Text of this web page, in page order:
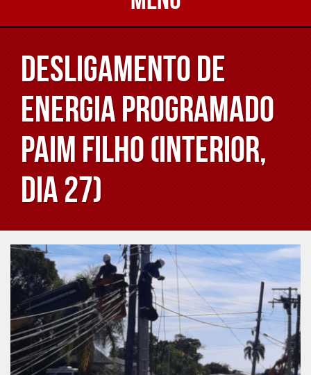
Desligamento de
energia programado
Paim Filho (interior,
dia 27)